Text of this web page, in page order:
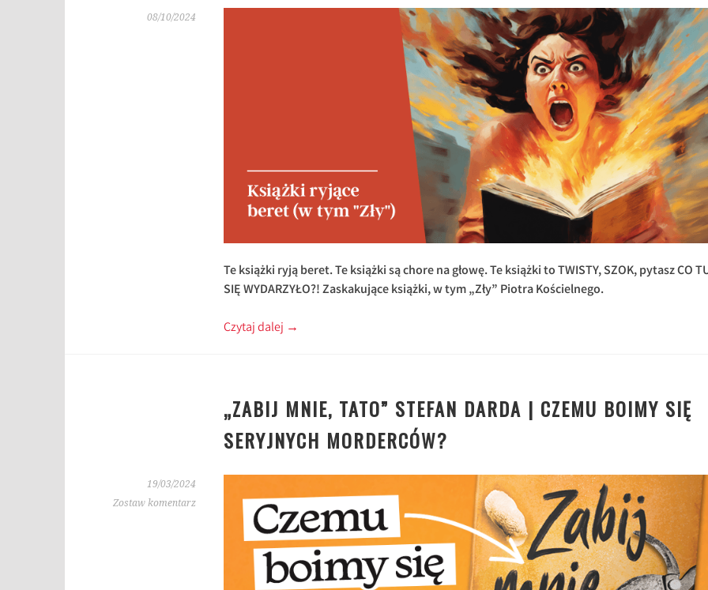
08/10/2024
Te książki ryją beret. Te książki są chore na głowę. Te książki to TWISTY, SZOK, pytasz CO
SIĘ WYDARZYŁO?! Zaskakujące książki, w tym „Zły” Piotra Kościelnego.
Czytaj dalej →
„ZABIJ MNIE, TATO” STEFAN DARDA | CZEMU BOIMY SIĘ
SERYJNYCH MORDERCÓW?
19/03/2024
Zostaw komentarz